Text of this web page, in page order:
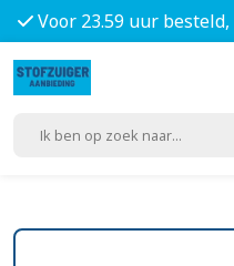
Voor 23.59 uur